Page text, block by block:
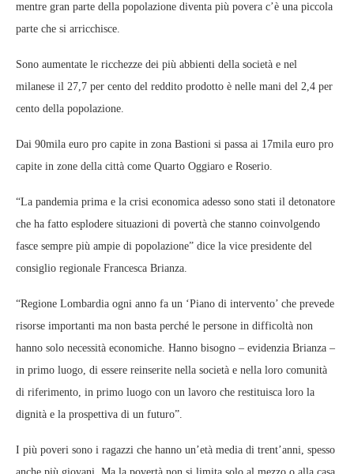
mentre gran parte della popolazione diventa più povera c’è una piccola
parte che si arricchisce.
Sono aumentate le ricchezze dei più abbienti della società e nel
milanese il 27,7 per cento del reddito prodotto è nelle mani del 2,4 per
cento della popolazione.
Dai 90mila euro pro capite in zona Bastioni si passa ai 17mila euro pro
capite in zone della città come Quarto Oggiaro e Roserio.
“La pandemia prima e la crisi economica adesso sono stati il detonatore
che ha fatto esplodere situazioni di povertà che stanno coinvolgendo
fasce sempre più ampie di popolazione” dice la vice presidente del
consiglio regionale Francesca Brianza.
“Regione Lombardia ogni anno fa un ‘Piano di intervento’ che prevede
risorse importanti ma non basta perché le persone in difficoltà non
hanno solo necessità economiche. Hanno bisogno – evidenzia Brianza –
in primo luogo, di essere reinserite nella società e nella loro comunità
di riferimento, in primo luogo con un lavoro che restituisca loro la
dignità e la prospettiva di un futuro”.
I più poveri sono i ragazzi che hanno un’età media di trent’anni, spesso